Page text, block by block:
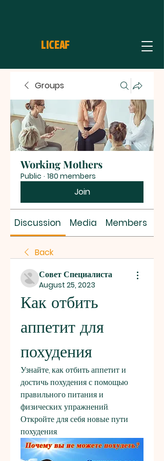
LICEAF
Groups
Working Mothers
Public · 180 members
Join
Discussion Media Members
Back
Совет Специалиста
August 25, 2023
Как отбить
аппетит для
похудения
Узнайте, как отбить аппетит и
достичь похудения с помощью
правильного питания и
физических упражнений.
Откройте для себя новые пути
похудения.